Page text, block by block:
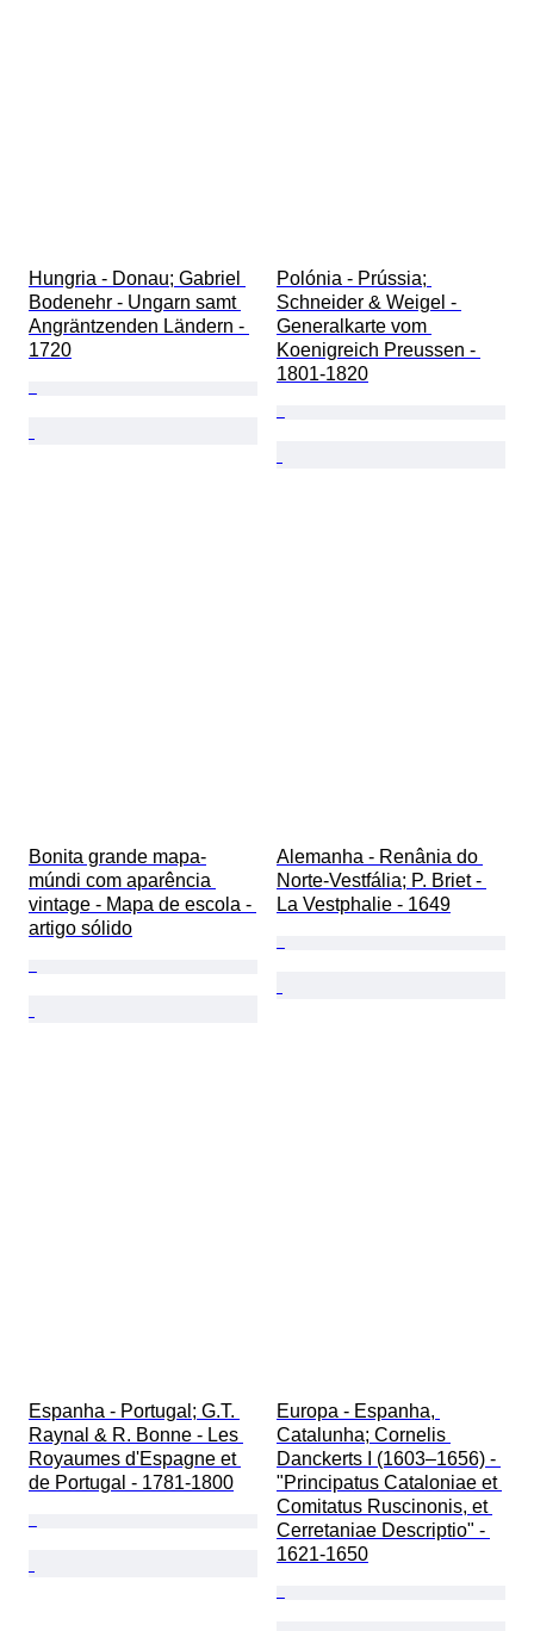
Hungria - Donau; Gabriel
Bodenehr - Ungarn samt
Angräntzenden Ländern -
1720
Polónia - Prússia;
Schneider & Weigel -
Generalkarte vom
Koenigreich Preussen -
1801-1820
Bonita grande mapa-
múndi com aparência
vintage - Mapa de escola -
artigo sólido
Alemanha - Renânia do
Norte-Vestfália; P. Briet -
La Vestphalie - 1649
Espanha - Portugal; G.T.
Raynal & R. Bonne - Les
Royaumes d'Espagne et
de Portugal - 1781-1800
Europa - Espanha,
Catalunha; Cornelis
Danckerts I (1603–1656) -
"Principatus Cataloniae et
Comitatus Ruscinonis, et
Cerretaniae Descriptio" -
1621-1650